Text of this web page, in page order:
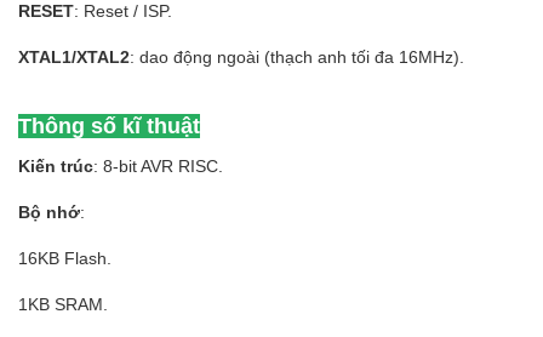
RESET: Reset / ISP.
XTAL1/XTAL2: dao động ngoài (thạch anh tối đa 16MHz).
Thông số kĩ thuật
Kiến trúc: 8-bit AVR RISC.
Bộ nhớ:
16KB Flash.
1KB SRAM.